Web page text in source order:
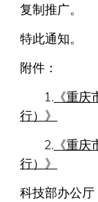
复制推广。
特此通知。
附件：
1. 《重
行）》
2. 《重
行）》
科技部办公